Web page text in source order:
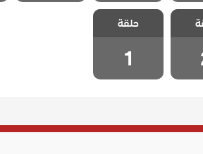
2
مسلسل ثلاث
اخوات الحلقة 1
حلقة
1